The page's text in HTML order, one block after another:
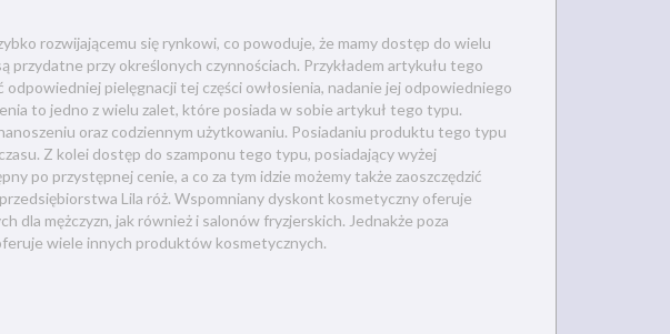
rozwijającemu się rynkowi, co powoduje, że mamy dostęp do wielu
przydatne przy określonych czynnościach. Przykładem artykułu tego
pielęgnacji tej części owłosienia, nadanie jej odpowiedniego
to jedno z wielu zalet, które posiada w sobie artykuł tego typu.
oraz codziennym użytkowaniu. Posiadaniu produktu tego typu
Z kolei dostęp do szamponu tego typu, posiadający wyżej
po przystępnej cenie, a co za tym idzie możemy także zaoszczędzić
Lila róż. Wspomniany dyskont kosmetyczny oferuje
dla mężczyzn, jak również i salonów fryzjerskich. Jednakże poza
wiele innych produktów kosmetycznych.